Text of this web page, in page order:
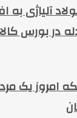
آلیاژی
در بورس کالا
یک